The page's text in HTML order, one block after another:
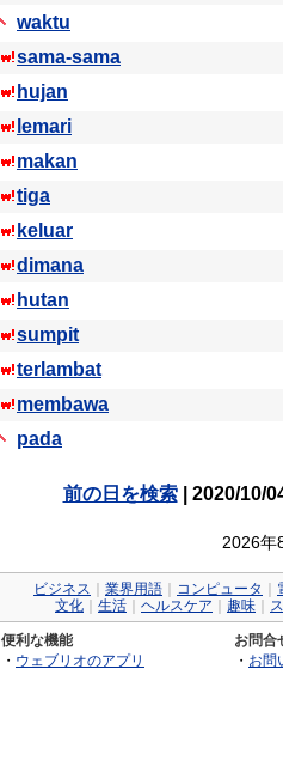
waktu
sama-sama
hujan
lemari
makan
tiga
keluar
dimana
hutan
sumpit
terlambat
membawa
pada
前の日を検索| 2020/10/
2026年
ビジネス 業界用語 コンピュータ
文化
生活 ヘルスケア 趣味
便利な機能
・ ウェブリオのアプリ
お問合
・ お問